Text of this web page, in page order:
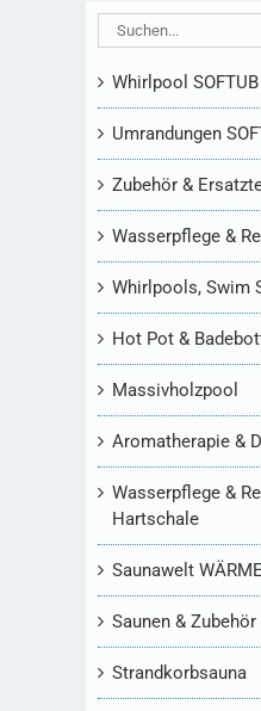
Whirlpool SOFTUB
Umrandungen
Zubehör &
Wasserpflege &
Whirlpools, Swim
Hot Pot &
Massivholzpool
Aromatherapie &
Wasserpflege &
Hartschale
Saunawelt
Saunen & Zubehör
Strandkorbsauna